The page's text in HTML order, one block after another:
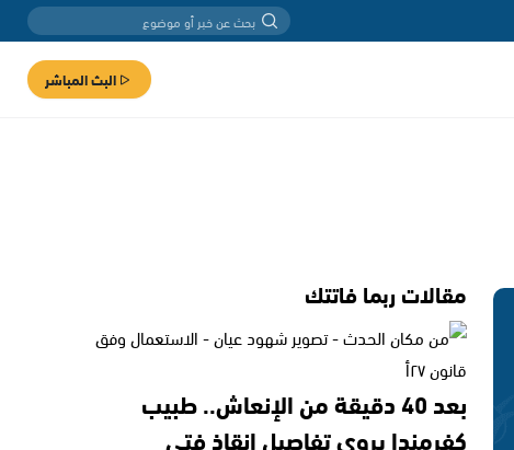
البث المباشر
مقالات ربما فاتتك
بعد 40 دقيقة من الإنعاش.. طبيب
كفرمندا يروي تفاصيل إنقاذ فتى